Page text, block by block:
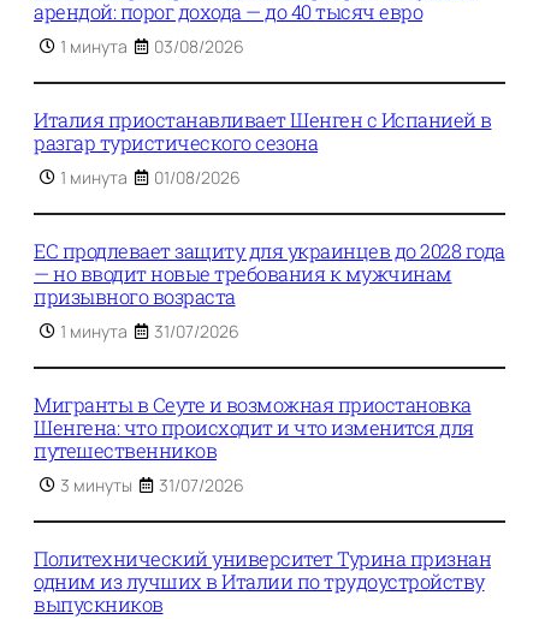
арендой: порог дохода — до 40 тысяч евро
1 минута 03/08/2026
Италия приостанавливает Шенген с Испанией в
разгар туристического сезона
1 минута 01/08/2026
ЕС продлевает защиту для украинцев до 2028 года
— но вводит новые требования к мужчинам
призывного возраста
1 минута 31/07/2026
Мигранты в Сеуте и возможная приостановка
Шенгена: что происходит и что изменится для
путешественников
3 минуты 31/07/2026
Политехнический университет Турина признан
одним из лучших в Италии по трудоустройству
выпускников